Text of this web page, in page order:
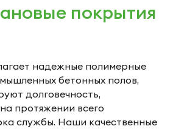
покрытия
надежные полимерные
бетонных полов,
долговечность,
протяжении всего
службы. Наши качественные